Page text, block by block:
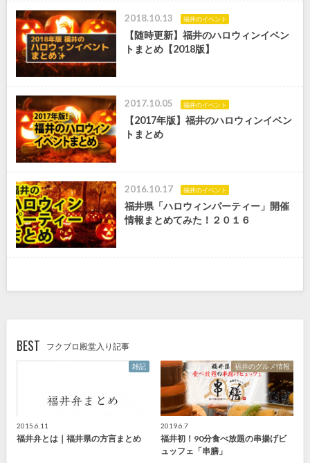
2018.10.13 福井のイベント
【随時更新】福井のハロウィンイベン
トまとめ【2018版】
2017.10.05 福井のイベント
【2017年版】福井のハロウィンイベン
トまとめ
2016.10.17 福井のイベント
福井県「ハロウィンパーティー」開催
情報まとめてみた！２０１６
BEST フクブロ殿堂入り記事
雑記
2015.6.11
福井弁とは｜福井県の方言まとめ
福井のグルメ情報
2019.6.7
福井初！90分食べ放題の串揚げビ
ュッフェ「串膳」